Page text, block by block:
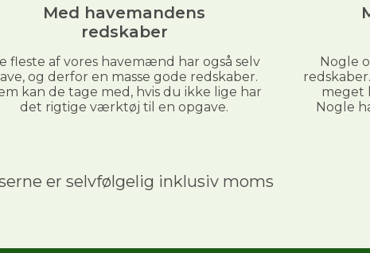
Med havemandens
redskaber
fleste af vores havemænd har også selv
og derfor en masse gode redskaber.
kan de tage med, hvis du ikke lige har
det rigtige værktøj til en opgave.
Nogle
meget
Nogle
er selvfølgelig inklusiv moms